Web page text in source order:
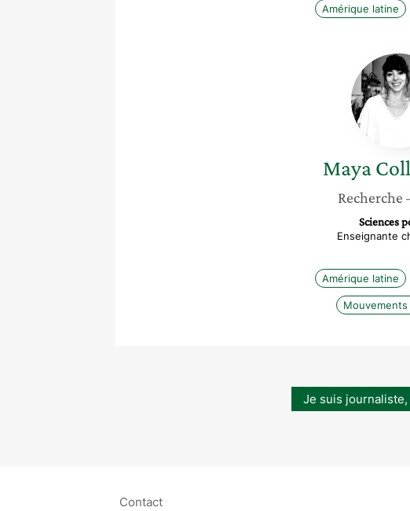
Amérique latine
Maya
Recherche
Sciences
Enseignante
Amérique latine
Mouvements
Je suis journaliste,
Contact